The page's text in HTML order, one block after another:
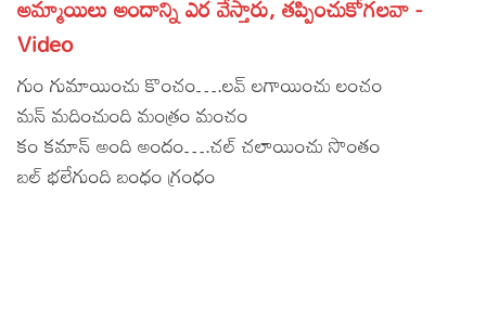
Lyrics in Kannada – Movie Songs
Video
గుం గుమాయించు కొంచం….లవ్ లగాయించు లంచం
మన్ మదించుంది మంత్రం మంచం
కం కమాన్ అంది అందం….చల్ చలాయించు సొంతం
బల్ భలేగుంది బంధం గ్రంధం